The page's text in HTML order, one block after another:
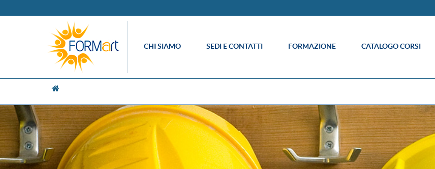
CHI SIAMO SEDI E CONTATTI FORMAZIONE CATALOGO CORSI